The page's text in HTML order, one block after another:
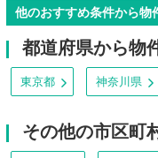
他のおすすめ条件から物
都道府県から物
東京都 神奈川県
その他の市区町